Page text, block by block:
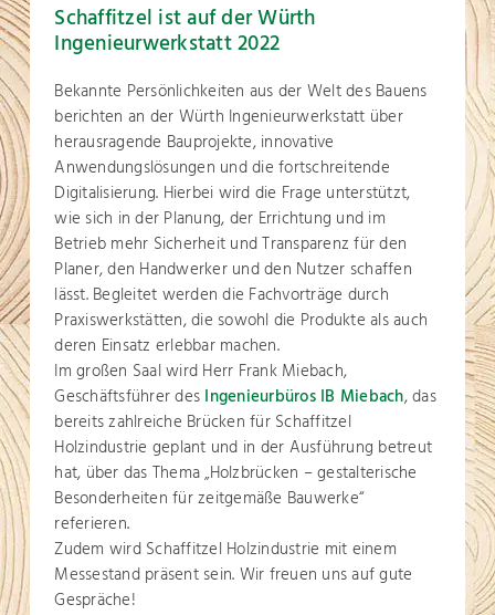
Schaffitzel ist auf der Würth
Ingenieurwerkstatt 2022
Bekannte Persönlichkeiten aus der Welt des Bauens
berichten an der Würth Ingenieurwerkstatt über
herausragende Bauprojekte, innovative
Anwendungslösungen und die fortschreitende
Digitalisierung. Hierbei wird die Frage unterstützt,
wie sich in der Planung, der Errichtung und im
Betrieb mehr Sicherheit und Transparenz für den
Planer, den Handwerker und den Nutzer schaffen
lässt. Begleitet werden die Fachvorträge durch
Praxiswerkstätten, die sowohl die Produkte als auch
deren Einsatz erlebbar machen.
Im großen Saal wird Herr Frank Miebach,
Geschäftsführer des Ingenieurbüros IB Miebach, das
bereits zahlreiche Brücken für Schaffitzel
Holzindustrie geplant und in der Ausführung betreut
hat, über das Thema „Holzbrücken – gestalterische
Besonderheiten für zeitgemäße Bauwerke“
referieren.
Zudem wird Schaffitzel Holzindustrie mit einem
Messestand präsent sein. Wir freuen uns auf gute
Gespräche!